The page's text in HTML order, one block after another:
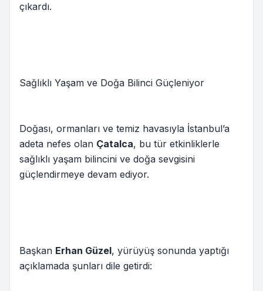
çıkardı.
Sağlıklı Yaşam ve Doğa Bilinci Güçleniyor
Doğası, ormanları ve temiz havasıyla İstanbul’a
adeta nefes olan Çatalca, bu tür etkinliklerle
sağlıklı yaşam bilincini ve doğa sevgisini
güçlendirmeye devam ediyor.
Başkan Erhan Güzel, yürüyüş sonunda yaptığı
açıklamada şunları dile getirdi: